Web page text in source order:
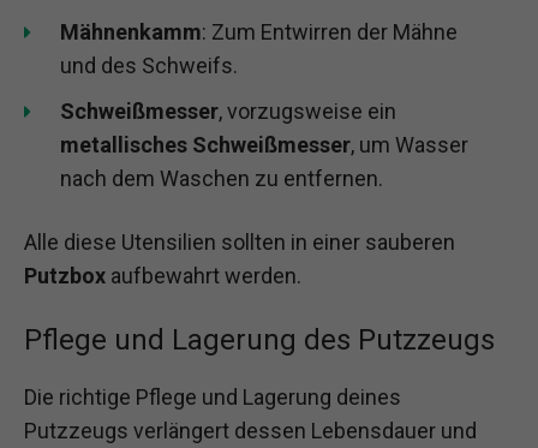
Mähnenkamm: Zum Entwirren der Mähne
und des Schweifs.
Schweißmesser, vorzugsweise ein
metallisches Schweißmesser, um Wasser
nach dem Waschen zu entfernen.
Alle diese Utensilien sollten in einer sauberen
Putzbox aufbewahrt werden.
Pflege und Lagerung des Putzzeugs
Die richtige Pflege und Lagerung deines
Putzzeugs verlängert dessen Lebensdauer und